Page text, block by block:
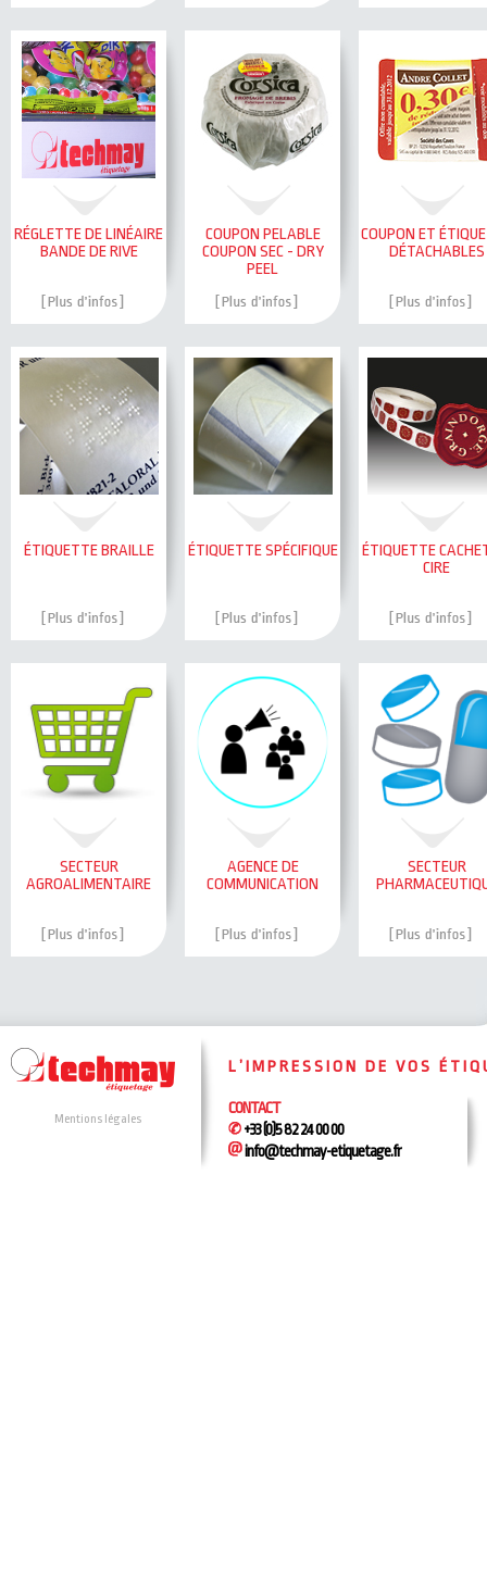
RÉGLETTE DE LINÉAIRE
BANDE DE RIVE
COUPON PELABLE
COUPON SEC - DRY
PEEL
COUPON ET
DÉTACHABLES
ÉTIQUETTE BRAILLE ÉTIQUETTE SPÉCIFIQUE
ÉTIQUETTE
CIRE
SECTEUR
AGROALIMENTAIRE
AGENCE DE
COMMUNICATION
SECTEUR
Mentions légales
L’IMPRESSION DE VOS
CONTACT
+33 (0)5 82 24 00 00
info@techmay-etiquetage.fr